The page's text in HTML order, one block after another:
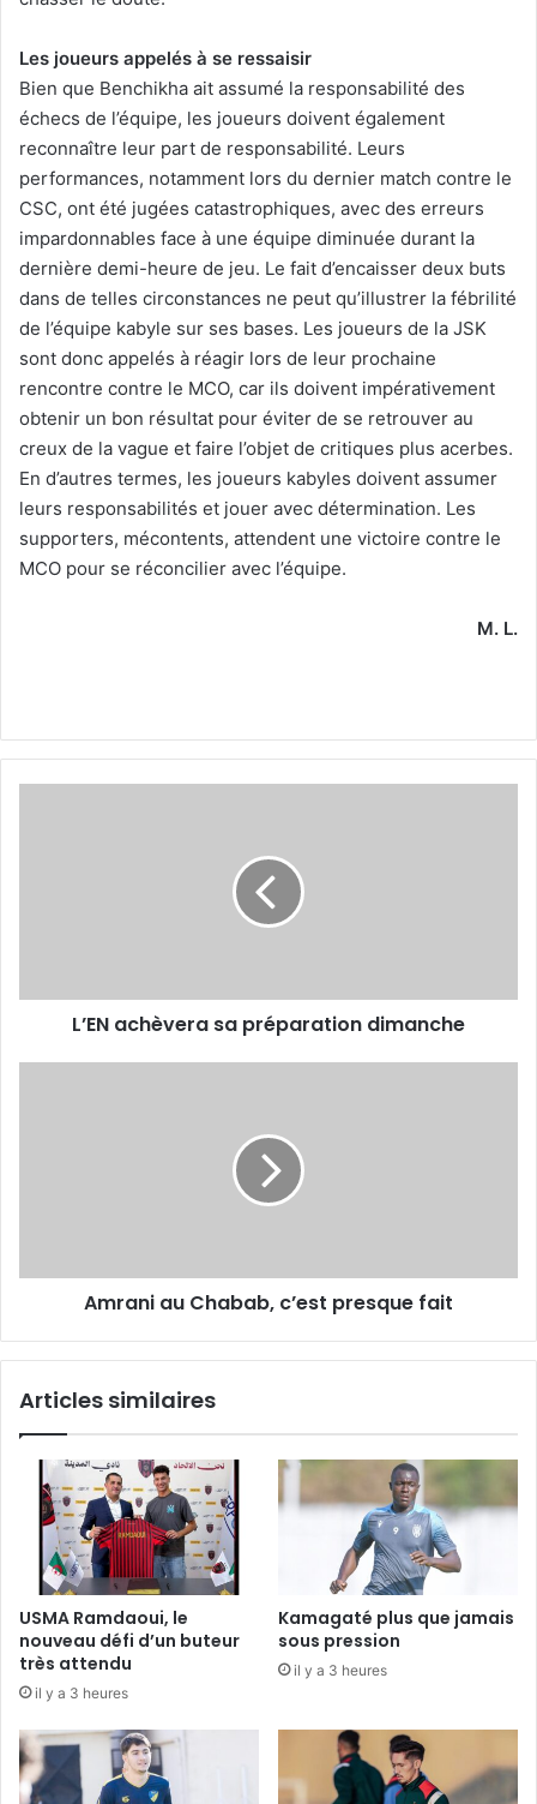
Les joueurs appelés à se ressaisir
Bien que Benchikha ait assumé la responsabilité des
échecs de l’équipe, les joueurs doivent également
reconnaître leur part de responsabilité. Leurs
performances, notamment lors du dernier match contre le
CSC, ont été jugées catastrophiques, avec des erreurs
impardonnables face à une équipe diminuée durant la
dernière demi-heure de jeu. Le fait d’encaisser deux buts
dans de telles circonstances ne peut qu’illustrer la fébrilité
de l’équipe kabyle sur ses bases. Les joueurs de la JSK
sont donc appelés à réagir lors de leur prochaine
rencontre contre le MCO, car ils doivent impérativement
obtenir un bon résultat pour éviter de se retrouver au
creux de la vague et faire l’objet de critiques plus acerbes.
En d’autres termes, les joueurs kabyles doivent assumer
leurs responsabilités et jouer avec détermination. Les
supporters, mécontents, attendent une victoire contre le
MCO pour se réconcilier avec l’équipe.
M. L.
L’EN achèvera sa préparation dimanche
Amrani au Chabab, c’est presque fait
Articles similaires
USMA Ramdaoui, le
nouveau défi d’un buteur
très attendu
il y a 3 heures
Kamagaté plus que jamais
sous pression
il y a 3 heures